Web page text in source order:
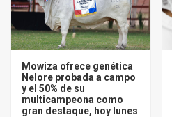
Mowiza ofrece genética
Nelore probada a campo
y el 50% de su
multicampeona como
gran destaque, hoy lunes